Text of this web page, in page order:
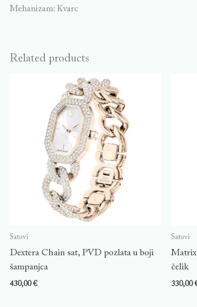
Mehanizam: Kvarc
Related products
Satovi
Dextera Chain sat, PVD pozlata u boji
šampanjca
430,00€
Satovi
Matrix
čelik
330,00